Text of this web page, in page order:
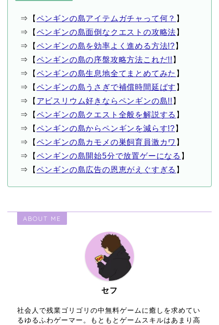
⇒【 ペンギンの島アイテムガチャって何？ 】
⇒【 ペンギンの島面倒なクエストの攻略法 】
⇒【 ペンギンの島を効率よく進める方法!? 】
⇒【 ペンギンの島の序盤攻略方法これだ!! 】
⇒【 ペンギンの島生息地全てまとめてみた 】
⇒【 ペンギンの島うさぎで補償時間延ばす 】
⇒【 アビスリウム好きならペンギンの島!! 】
⇒【 ペンギンの島クエスト全般を解説する 】
⇒【 ペンギンの島からペンギンを減らす!? 】
⇒【 ペンギンの島カモメの巣飼育員激カワ 】
⇒【 ペンギンの島開始5分で放置ゲーになる 】
⇒【 ペンギンの島広告の恩恵がえぐすぎる 】
ABOUT ME
セフ
社会人で残業ゴリゴリの中無料ゲームに癒しを求めてい
るゆるふわゲーマー。もともとゲームスキルはあまり高